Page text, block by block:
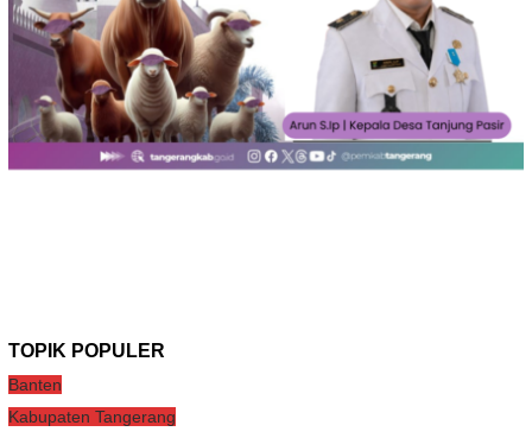
TOPIK POPULER
Banten
Kabupaten Tangerang